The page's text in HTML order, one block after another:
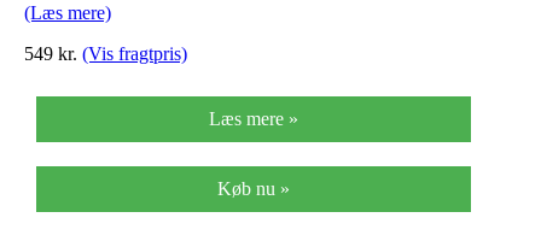
(Læs mere)
549 kr. (Vis fragtpris)
Læs mere »
Køb nu »